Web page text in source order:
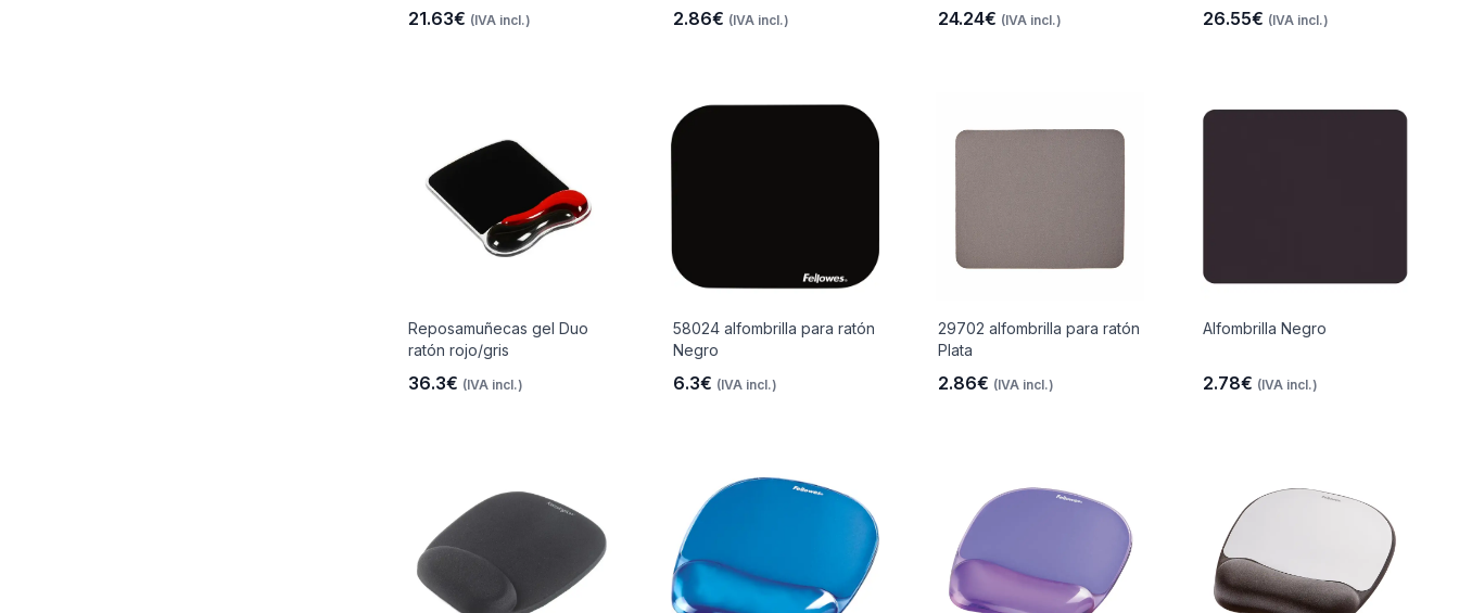
21.63€ (IVA incl.) 2.86€ (IVA incl.) 24.24€ (IVA incl.) 26.55€ (IVA incl.)
Reposamuñecas gel Duo
ratón rojo/gris
36.3€ (IVA incl.)
58024 alfombrilla para ratón
Negro
6.3€ (IVA incl.)
29702 alfombrilla para ratón
Plata
2.86€ (IVA incl.)
Alfombrilla Negro
2.78€ (IVA incl.)